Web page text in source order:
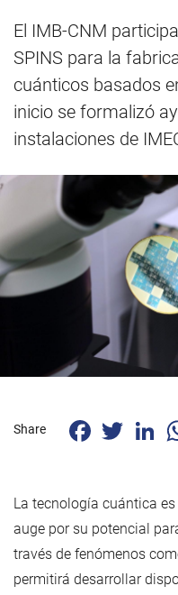
El IMB-CNM
SPINS para la
cuánticos basados
inicio se formalizó
instalaciones de
Share FacebookTwitter
La tecnología cuántica
auge por su potencial
través de fenómenos
permitirá desarrollar